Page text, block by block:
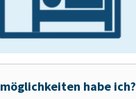
habe ich?